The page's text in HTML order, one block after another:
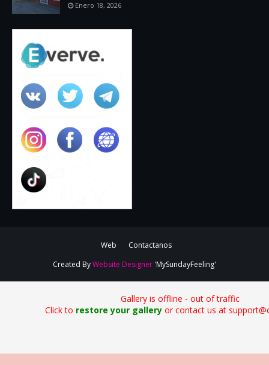
Enero 18, 2026
Web
Contactanos
Created ByWebsite Designer 'MySundayFeeling'
Gallery is offline - out of traffic
Click to restore your galleryor contact us at